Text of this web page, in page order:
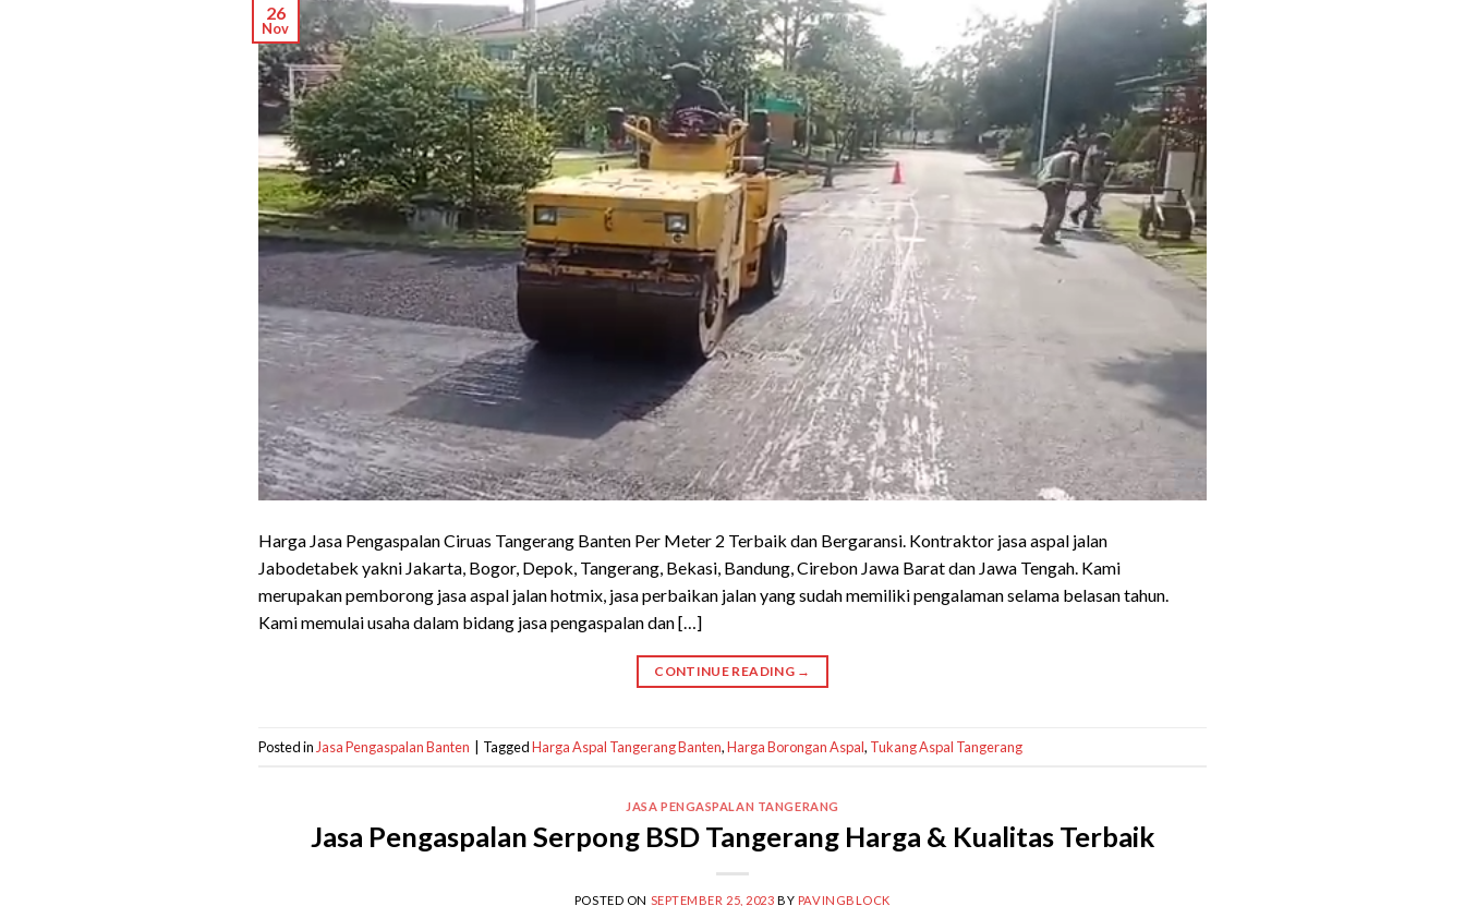
26
Nov
Harga Jasa Pengaspalan Ciruas Tangerang Banten Per Meter 2 Terbaik dan Bergaransi. Kontraktor jasa aspal jalan
Jabodetabek yakni Jakarta, Bogor, Depok, Tangerang, Bekasi, Bandung, Cirebon Jawa Barat dan Jawa Tengah. Kami
merupakan pemborong jasa aspal jalan hotmix, jasa perbaikan jalan yang sudah memiliki pengalaman selama belasan tahun.
Kami memulai usaha dalam bidang jasa pengaspalan dan […]
CONTINUE READING →
Posted in Jasa Pengaspalan Banten TaggedHarga Aspal Tangerang Banten,Harga Borongan Aspal, Tukang Aspal Tangerang
JASA PENGASPALAN TANGERANG
Jasa Pengaspalan Serpong BSD Tangerang Harga & Kualitas Terbaik
POSTED ON SEPTEMBER 25, 2023 BY PAVINGBLOCK